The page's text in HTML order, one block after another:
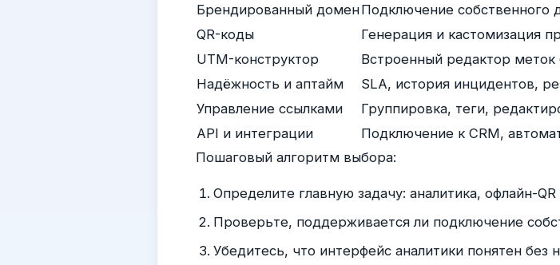
Брендированный доменПодключение собственного
QR-коды
Генерация и кастомизация
UTM-конструктор
Встроенный редактор меток
Надёжность и аптайм
SLA, история инцидентов,
Управление ссылками
Группировка, теги,
API и интеграции
Подключение к CRM,
Пошаговый алгоритм выбора:
Определите главную задачу: аналитика, офлайн-
Проверьте, поддерживается ли подключение
Убедитесь, что интерфейс аналитики понятен без